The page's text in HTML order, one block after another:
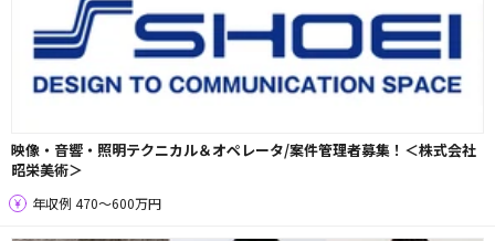
映像・音響・照明テクニカル＆オペレータ/案件管理者募集！＜株式会社
昭栄美術＞
年収例 470〜600万円